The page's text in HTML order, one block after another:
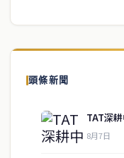
頭條新聞
TAT深
8月7日